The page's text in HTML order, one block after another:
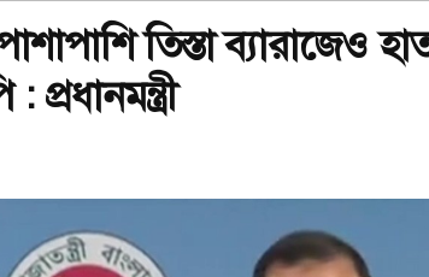
তিস্তা ব্যারাজেও
প্রধানমন্ত্রী